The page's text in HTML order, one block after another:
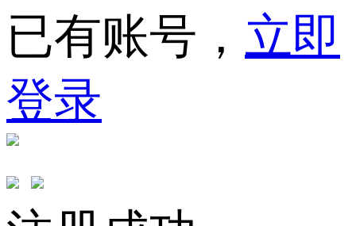
已有账号， 立即
登录